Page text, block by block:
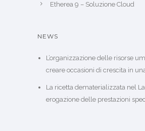
Etherea 9 – Soluzione Cloud
NEWS
L’organizzazione delle risorse
creare occasioni di crescita in
La ricetta dematerializzata nel
erogazione delle prestazioni